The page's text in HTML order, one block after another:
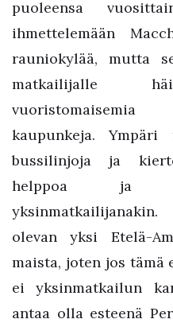
puoleensa
ihmettelemään
rauniokylää, mutta
matkailijalle
kaupunkeja.
bussilinjoja ja
helppoa ja
olevan yksi Etelä-
maista, joten jos tämä
ei yksinmatkailun
antaa olla esteenä